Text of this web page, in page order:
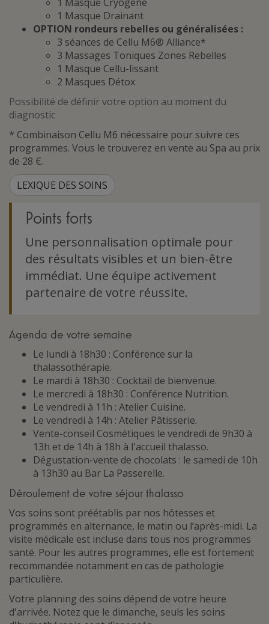
1 Masque Drainant
OPTION rondeurs rebelles ou généralisées :
3 séances de Cellu M6® Alliance*
3 Massages Toniques Zones Rebelles
1 Masque Cellu-lissant
2 Masques Détox
Possibilité de définir votre option au moment du
diagnostic
* Combinaison Cellu M6 nécessaire pour suivre ces
programmes. Vous le trouverez en vente au Spa au prix
de 28 €.
LEXIQUE DES SOINS
Points forts
Une personnalisation optimale pour
des résultats visibles et un bien-être
immédiat. Une équipe activement
partenaire de votre réussite.
Agenda de votre semaine
Le lundi à 18h30 : Conférence sur la
thalassothérapie.
Le mardi à 18h30 : Cocktail de bienvenue.
Le mercredi à 18h30 : Conférence Nutrition.
Le vendredi à 11h : Atelier Cuisine.
Le vendredi à 14h : Atelier Pâtisserie.
Vente-conseil Cosmétiques le vendredi de 9h30 à
13h et de 14h à 18h à l'accueil thalasso.
Dégustation-vente de chocolats : le samedi de 10h
à 13h30 au Bar La Passerelle.
Déroulement de votre séjour thalasso
Vos soins sont préétablis par nos hôtesses et
programmés en alternance, le matin ou l’après-midi. La
visite médicale est incluse dans tous nos programmes
santé. Pour les autres programmes, elle est fortement
recommandée notamment en cas de pathologie
particulière.
Votre planning des soins dépend de votre heure
d'arrivée. Notez que le dimanche, seuls les soins